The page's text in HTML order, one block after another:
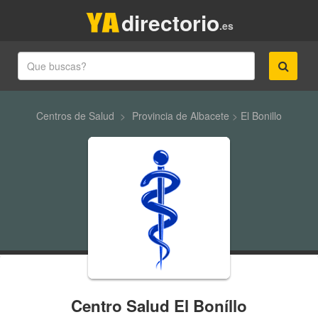
.es
directorio
Centros de Salud > Provincia de Albacete > El Bonillo
Centro Salud El Boníllo